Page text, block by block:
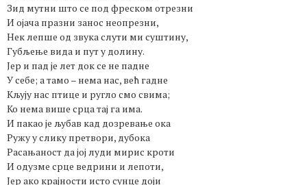
Зид мутни што се под фреском отрезни
И ојача празни занос неопрезни,
Нек лепше од звука слути ми суштину,
Губљење вида и пут у долину.
Јер и пад је лет док се не падне
У себе; а тамо – нема нас, већ гадне
Кљују нас птице и ругло смо свима;
Ко нема више срца тај га има.
И пакао је љубав кад дозревање ока
Ружу у слику претвори, дубока
Расањаност да јој луди мирис кроти
И одузме срце ведрини и лепоти,
Јер ако крајности исто сунце доји